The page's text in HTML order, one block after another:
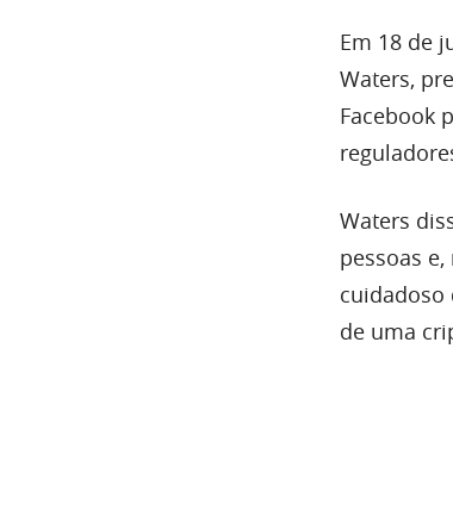
Em 18 de
Waters,
Facebook
Waters
pessoas
cuidadoso
de uma